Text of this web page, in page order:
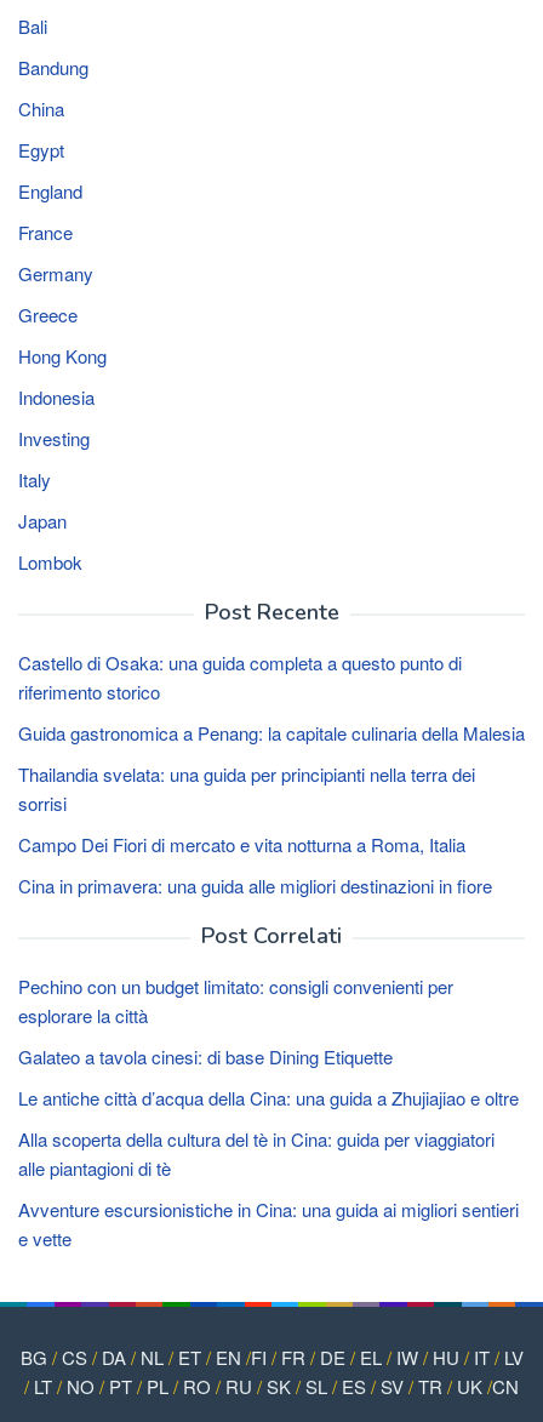
Bali
Bandung
China
Egypt
England
France
Germany
Greece
Hong Kong
Indonesia
Investing
Italy
Japan
Lombok
Post Recente
Castello di Osaka: una guida completa a questo punto di
riferimento storico
Guida gastronomica a Penang: la capitale culinaria della Malesia
Thailandia svelata: una guida per principianti nella terra dei
sorrisi
Campo Dei Fiori di mercato e vita notturna a Roma, Italia
Cina in primavera: una guida alle migliori destinazioni in fiore
Post Correlati
Pechino con un budget limitato: consigli convenienti per
esplorare la città
Galateo a tavola cinesi: di base Dining Etiquette
Le antiche città d’acqua della Cina: una guida a Zhujiajiao e oltre
Alla scoperta della cultura del tè in Cina: guida per viaggiatori
alle piantagioni di tè
Avventure escursionistiche in Cina: una guida ai migliori sentieri
e vette
BG /CS/ DA/ NL/ ET/ EN /FI / FR / DE / EL/ IW/ HU / IT/ LV
/ LT/ NO / PT/ PL/ RO / RU /SK/SL/ ES/SV/TR / UK/CN